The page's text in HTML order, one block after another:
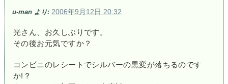
u-man より: 2006年9月12日 20:32
光さん、お久しぶりです。
その後お元気ですか？
コンビニのレシートでシルバーの黒変が落ちるのです
か!？